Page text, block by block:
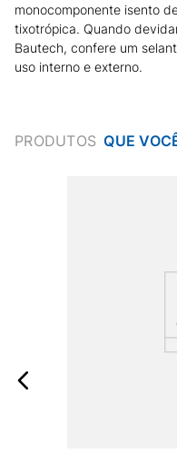
monocomponente isento
tixotrópica. Quando
Bautech, confere um
uso interno e externo.
PRODUTOS